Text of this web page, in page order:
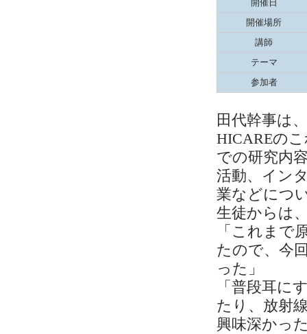
開催日
開催場所
講師
テーマ
参加者
田代幹事は
HICAREの
での研究内
活動、イン
業などにつ
生徒からは
「これまで
たので、今
った」
「普段耳に
たり、放射
興味深か